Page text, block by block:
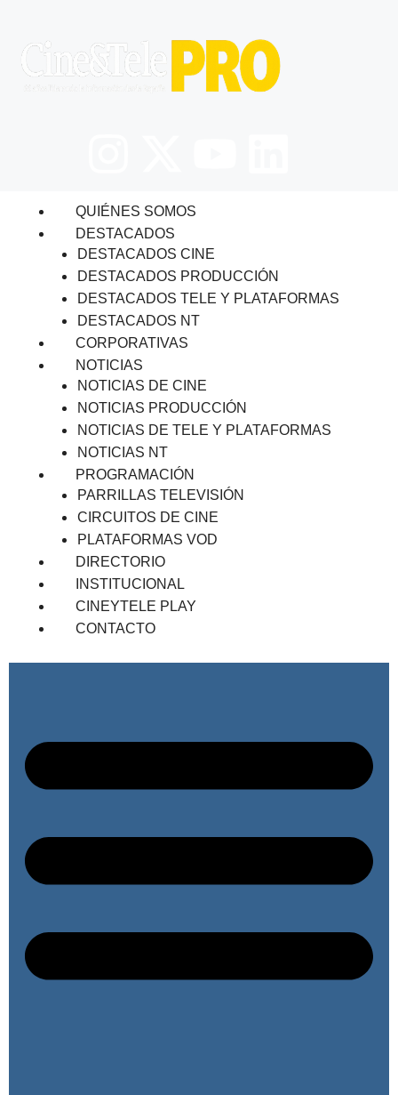
QUIÉNES SOMOS
DESTACADOS
DESTACADOS CINE
DESTACADOS PRODUCCIÓN
DESTACADOS TELE Y PLATAFORMAS
DESTACADOS NT
CORPORATIVAS
NOTICIAS
NOTICIAS DE CINE
NOTICIAS PRODUCCIÓN
NOTICIAS DE TELE Y PLATAFORMAS
NOTICIAS NT
PROGRAMACIÓN
PARRILLAS TELEVISIÓN
CIRCUITOS DE CINE
PLATAFORMAS VOD
DIRECTORIO
INSTITUCIONAL
CINEYTELE PLAY
CONTACTO